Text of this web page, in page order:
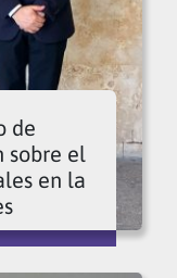
de
sobre el
en la